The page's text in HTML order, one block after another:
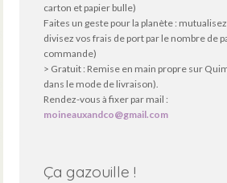
carton et papier bulle)
Faites un geste pour la planète :
divisez vos frais de port par le nombre de
commande)
> Gratuit : Remise en main propre sur
dans le mode de livraison).
Rendez-vous à fixer par mail :
moineauxandco@gmail.com
Ça gazouille !